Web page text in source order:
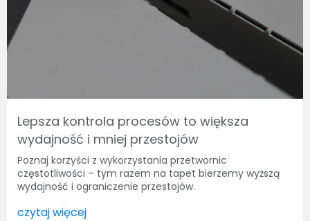
Lepsza kontrola procesów to większa
wydajność i mniej przestojów
Poznaj korzyści z wykorzystania przetwornic
częstotliwości – tym razem na tapet bierzemy wyższą
wydajność i ograniczenie przestojów.
czytaj więcej